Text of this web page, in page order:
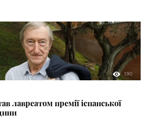
190
лавреатом премії іспанської